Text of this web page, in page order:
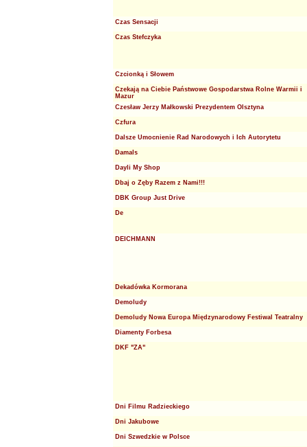
Czas Sensacji
Czas Stefczyka
Czcionką i Słowem
Czekają na Ciebie Państwowe Gospodarstwa Rolne Warmii i
Mazur
Czesław Jerzy Małkowski Prezydentem Olsztyna
Czfura
Dalsze Umocnienie Rad Narodowych i Ich Autorytetu
Damals
Dayli My Shop
Dbaj o Zęby Razem z Nami!!!
DBK Group Just Drive
De
DEICHMANN
Dekadówka Kormorana
Demoludy
Demoludy Nowa Europa Międzynarodowy Festiwal Teatralny
Diamenty Forbesa
DKF "ZA"
Dni Filmu Radzieckiego
Dni Jakubowe
Dni Szwedzkie w Polsce